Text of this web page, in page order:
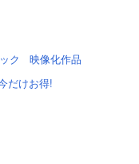
ク 映像化作品
だけお得!